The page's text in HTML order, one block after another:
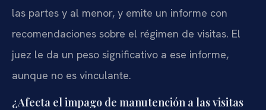
las partes y al menor, y emite un informe con
recomendaciones sobre el régimen de visitas. El
juez le da un peso significativo a ese informe,
aunque no es vinculante.
¿Afecta el impago de manutención a las visitas